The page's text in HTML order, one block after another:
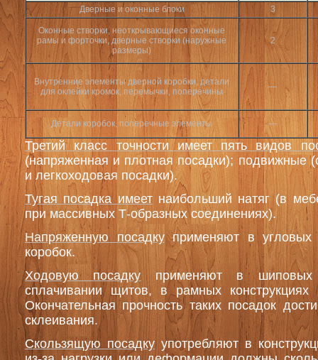
Дверные и оконные блоки
3
Оконные створки, неоткрывающиеся оконные
рамы и форточки, дверные створки (наружные
размеры)
2
Внутренние элементы дверной коробки, детали
для оклейки кромок, перемычки, поперечины
—
Детали коробок, поперечные элементы —
Третий класс точности имеет пять видов
(напряженная и плотная посадки); подвижные
и легкоходовая посадки).
Тугая посадка имеет наибольший натяг (в
при массивных Т-образных соединениях).
Напряженную посадку применяют в
коробок.
Ходовую посадку
применяют в шиповых
сплачивании щитов, в рамных
Окончательная прочность таких посадок
склеивания.
Скользящую посадку употребляют в